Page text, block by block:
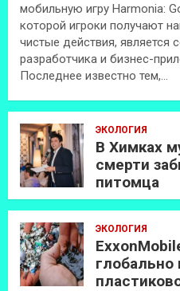
мобильную игру Harmonia:
которой игроки получают
чистые действия, является
разработчика и бизнес-
Последнее известно тем,…
ЭКОЛОГИЯ
В Химках
смерти
питомца
ЭКОЛОГИЯ
глобально